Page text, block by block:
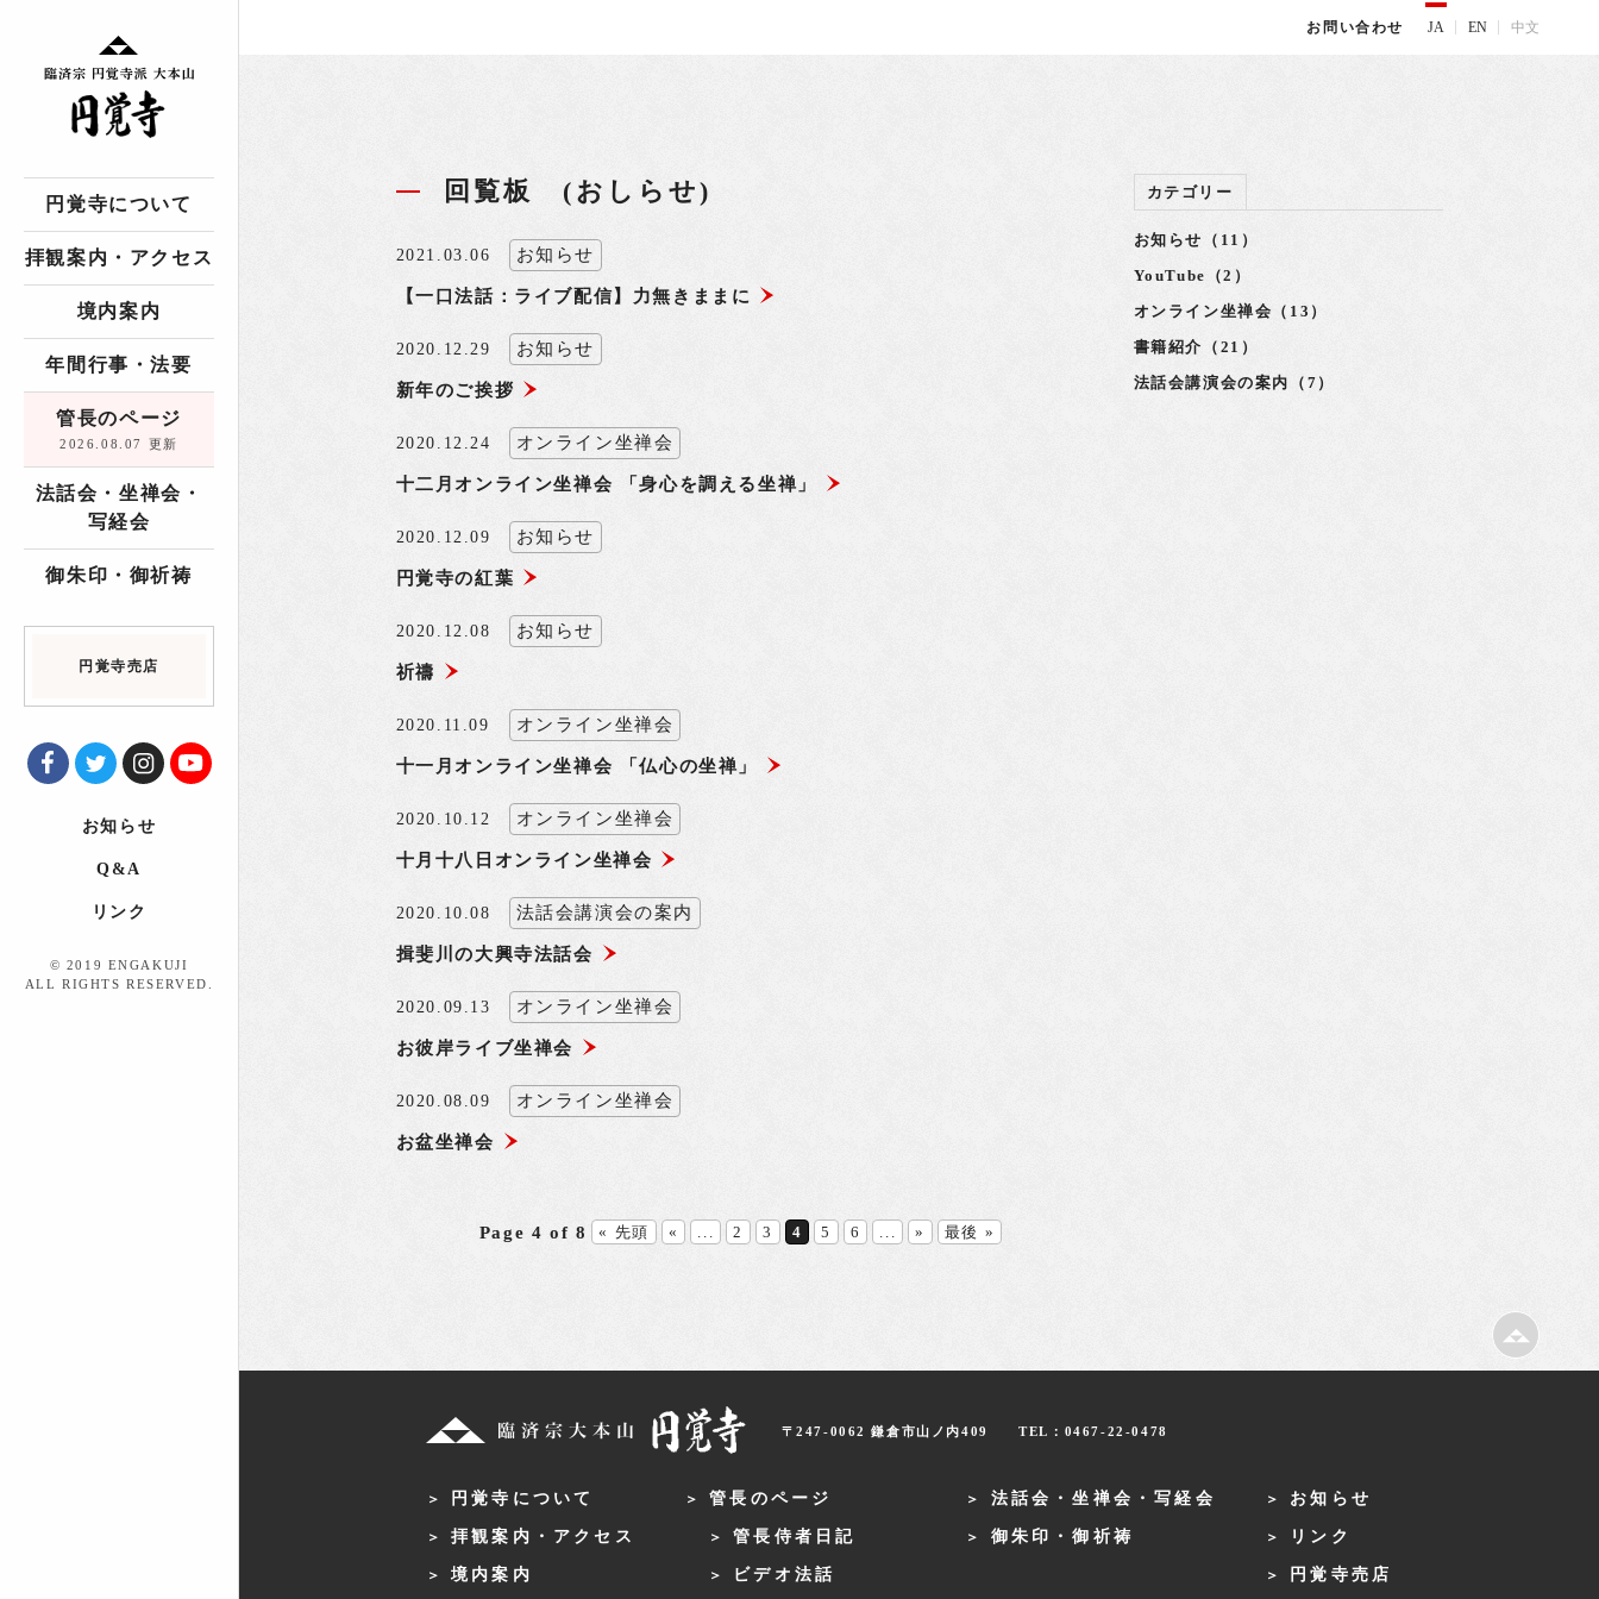
円覚寺について
拝観案内・アクセス
境内案内
年間行事・法要
管長のページ
2026.08.07 更新
法話会・坐禅会・
写経会
御朱印・御祈祷
円覚寺売店
お知らせ
Q&A
リンク
© 2019 ENGAKUJI
ALL RIGHTS RESERVED.
お問い合わせ JA EN 中文
回覧板 (おしらせ)
2021.03.06 お知らせ
【一口法話：ライブ配信】力無きままに
2020.12.29 お知らせ
新年のご挨拶
2020.12.24 オンライン坐禅会
十二月オンライン坐禅会 「身心を調える坐禅」
2020.12.09 お知らせ
円覚寺の紅葉
2020.12.08 お知らせ
祈禱
2020.11.09 オンライン坐禅会
十一月オンライン坐禅会 「仏心の坐禅」
2020.10.12 オンライン坐禅会
十月十八日オンライン坐禅会
2020.10.08 法話会講演会の案内
揖斐川の大興寺法話会
2020.09.13 オンライン坐禅会
お彼岸ライブ坐禅会
2020.08.09 オンライン坐禅会
お盆坐禅会
Page 4 of 8 « 先頭 « ... 2 3 4 5 6 ... » 最後 »
カテゴリー
お知らせ（11）
YouTube（2）
オンライン坐禅会（13）
書籍紹介（21）
法話会講演会の案内（7）
〒247-0062 鎌倉市山ノ内409TEL：0467-22-0478
円覚寺について
拝観案内・アクセス
境内案内
管長のページ
管長侍者日記
ビデオ法話
法話会・坐禅会・写経会
御朱印・御祈祷
お知らせ
リンク
円覚寺売店